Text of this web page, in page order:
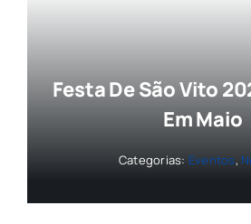
Festa De São Vito
Em Maio
Categorias: Eventos,